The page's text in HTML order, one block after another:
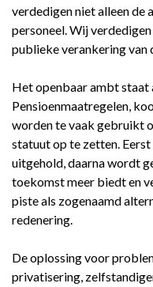
verdedigen niet alleen de
personeel. Wij
publieke verankering van
Het openbaar ambt staat
Pensioenmaatregelen,
worden te vaak gebruikt
statuut op te zetten.
uitgehold, daarna wordt
toekomst meer biedt en
piste als zogenaamd
redenering.
De oplossing voor
privatisering,